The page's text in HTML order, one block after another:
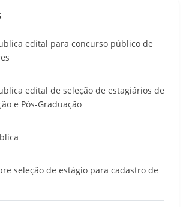
edital para concurso público de
edital de seleção de estagiários de
e Pós-Graduação
seleção de estágio para cadastro de